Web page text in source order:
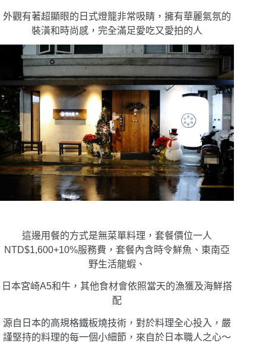
外觀有著超顯眼的日式燈籠非常吸睛，擁有華麗氣氛的
裝潢和時尚感，完全滿足愛吃又愛拍的人
這邊用餐的方式是無菜單料理，套餐價位一人
NTD$1,600+10%服務費，套餐內含時令鮮魚、東南亞
野生活龍蝦、
日本宮崎A5和牛，其他食材會依照當天的漁獲及海鮮搭
配
源自日本的高規格鐵板燒技術，對於料理全心投入，嚴
謹堅持的料理的每一個小細節，來自於日本職人之心〜